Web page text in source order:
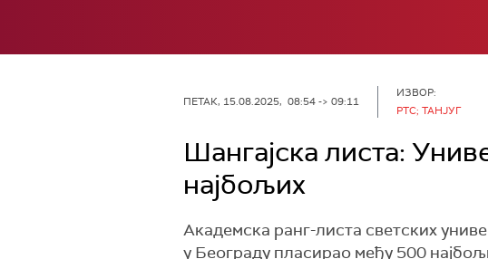
ПЕТАК, 15.08.2025, 08:54 -> 09:11
ИЗВОР:
РТС; ТАНЈУГ
Шангајска листа:
најбољих
Академска ранг-листа светских
у Београду пласирао међу 500